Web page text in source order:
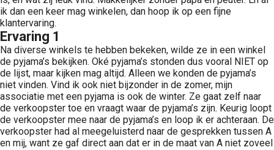
ik dan een keer mag winkelen, dan hoop ik op een fijne
klantervaring.
Ervaring 1
Na diverse winkels te hebben bekeken, wilde ze in een winkel
de pyjama’s bekijken. Oké pyjama’s stonden dus vooral NIET op
de lijst, maar kijken mag altijd. Alleen we konden de pyjama’s
niet vinden. Vind ik ook niet bijzonder in de zomer, mijn
associatie met een pyjama is ook de winter. Ze gaat zelf naar
de verkoopster toe en vraagt waar de pyjama’s zijn. Keurig loopt
de verkoopster mee naar de pyjama’s en loop ik er achteraan. De
verkoopster had al meegeluisterd naar de gesprekken tussen A
en mij, want ze gaf direct aan dat er in de maat van A niet zoveel